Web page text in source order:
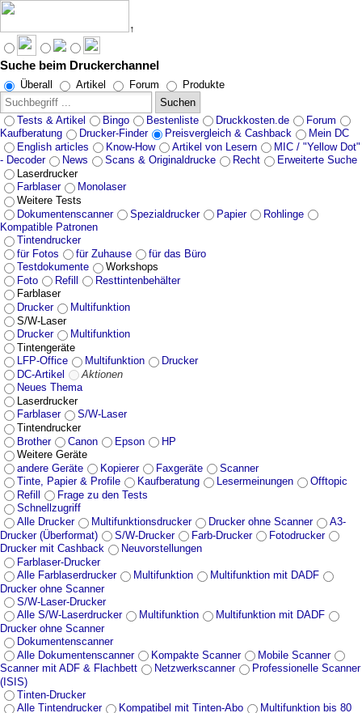
↑
Suche beim Druckerchannel
Überall Artikel Forum
Produkte
Suchen
Tests & Artikel
Bingo Bestenliste Druckkosten.de
Forum
Kaufberatung
Drucker-Finder Preisvergleich & Cashback
Mein DC
English articles
Know-How Artikel von Lesern
MIC / "Yellow Dot"
- Decoder
News Scans & Originaldrucke Recht
Erweiterte Suche
Laserdrucker
Farblaser
Monolaser
Weitere Tests
Dokumentenscanner
Spezialdrucker Papier
Rohlinge
Kompatible Patronen
Tintendrucker
für Fotos
für Zuhause
für das Büro
Testdokumente
Workshops
Foto
Refill
Resttintenbehälter
Farblaser
Drucker
Multifunktion
S/W-Laser
Drucker
Multifunktion
Tintengeräte
LFP-Office
Multifunktion
Drucker
DC-Artikel
Aktionen
Neues Thema
Laserdrucker
Farblaser
S/W-Laser
Tintendrucker
Brother
Canon Epson
HP
Weitere Geräte
andere Geräte
Kopierer Faxgeräte
Scanner
Tinte, Papier & Profile
Kaufberatung Lesermeinungen
Offtopic
Refill
Frage zu den Tests
Schnellzugriff
Alle Drucker
Multifunktionsdrucker Drucker ohne Scanner
A3-
Drucker (Überformat)
S/W-Drucker Farb-Drucker
Fotodrucker
Drucker mit Cashback
Neuvorstellungen
Farblaser-Drucker
Alle Farblaserdrucker
Multifunktion
Multifunktion mit DADF
Drucker ohne Scanner
S/W-Laser-Drucker
Alle S/W-Laserdrucker
Multifunktion
Multifunktion mit DADF
Drucker ohne Scanner
Dokumentenscanner
Alle Dokumentenscanner
Kompakte Scanner
Mobile Scanner
Scanner mit ADF & Flachbett
Netzwerkscanner
Professionelle Scanner
(ISIS)
Tinten-Drucker
Alle Tintendrucker
Kompatibel mit Tinten-Abo
Multifunktion bis 80